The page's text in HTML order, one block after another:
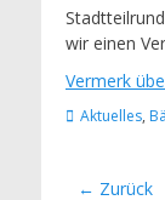
wir einen
Vermerk
Kategorien
Aktuelles,
Beitrags-
← Zurück